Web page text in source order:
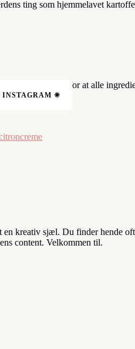
ting som hjemmelavet
er at sørge for at alle
kreativ sjæl. Du finder hende
content. Velkommen til.
INSTAGRAM ❈